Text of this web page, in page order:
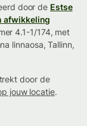
door de Estse
afwikkeling
4.1-1/174, met
linnaosa, Tallinn,
door de
jouw locatie.